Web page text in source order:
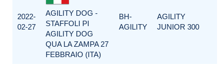
2022-
02-27
AGILITY DOG -
STAFFOLI PI
AGILITY DOG
QUA LA ZAMPA 27
FEBBRAIO (ITA)
BH-
AGILITY
AGILITY
JUNIOR 300